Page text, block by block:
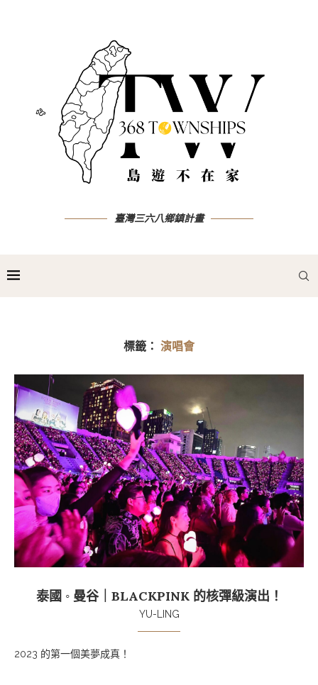
臺灣三六八鄉鎮計畫
標籤： 演唱會
泰國 ◦ 曼谷｜BLACKPINK 的核彈級演出！
YU-LING
2023 的第一個美夢成真！